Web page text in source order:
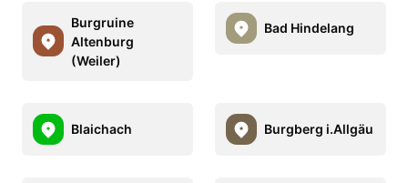
Burgruine
Altenburg
(Weiler)
Bad Hindelang
Blaichach Burgberg i.Allgäu